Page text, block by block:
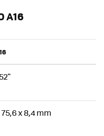
A16
75,6 x 8,4 mm